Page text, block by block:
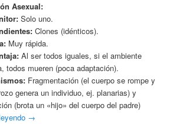
Asexual:
Solo uno.
Clones (idénticos).
Muy rápida.
Al ser todos iguales, si el ambiente
todos mueren (poca adaptación).
Fragmentación (el cuerpo se rompe y
genera un individuo, ej. planarias) y
(brota un «hijo» del cuerpo del padre)
→